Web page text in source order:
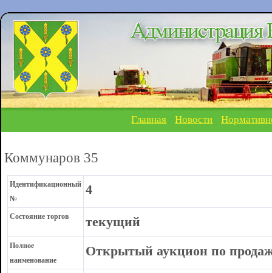
Главная Новости
Коммунаров 35
Идентификационный
№
4
Состояние торгов текущий
Полное
наименование
Открытый аукцион по